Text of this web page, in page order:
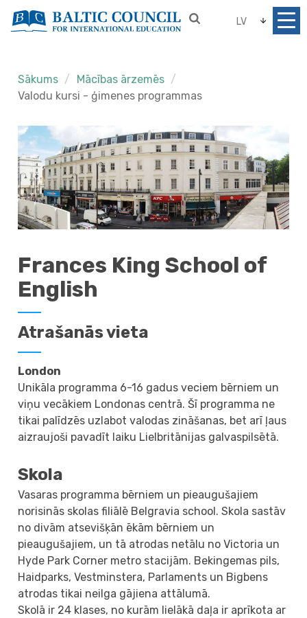
LV
Sākums
Mācības ārzemēs
Valodu kursi - ģimenes programmas
Frances King School of
English
Atrašanās vieta
London
Unikāla programma 6-16 gadus veciem bērniem un
viņu vecākiem Londonas centrā. Šī programma ne
tikai palīdzēs uzlabot valodas zināšanas, bet arī ļaus
aizraujoši pavadīt laiku Lielbritānijas galvaspilsētā.
Skola
Vasaras programma bērniem un pieaugušajiem
norisinās skolas filiālē Belgravia school. Skola sastāv
no divām atsevišķān ēkām bērniem un
pieaugušajiem, un tā atrodas netālu no Victoria un
Hyde Park Corner metro stacijām. Bekingemas pils,
Haidparks, Vestminstera, Parlaments un Bigbens
atrodas tikai neilga gājiena attālumā.
Skolā ir 24 klases, no kurām lielākā daļa ir aprīkota ar